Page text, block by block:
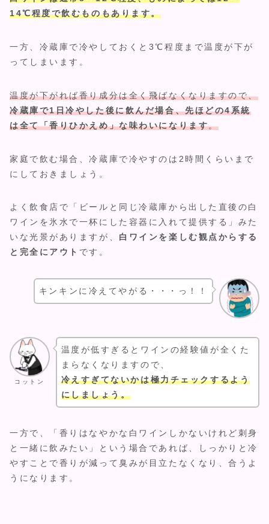
14℃程度で飲むものもあります。
一方、冷蔵庫で冷やしておくと3℃程度まで温度が下が
ってしまいます。
温度が下がれば香り成分は全く飛ばなくなりますので、
冷蔵庫で1日冷やした後に飲んだ場合、先ほどの4系統
は全て「香りひかえめ」な味わいになります。
家庭で飲む場合、冷蔵庫で冷やすのは2時間くらいまで
にしておきましょう。
よく飲食店で「ビールと同じ冷蔵庫から出した直後の白
ワインを氷水で一杯にした容器に入れて提供する」みた
いな光景がありますが、 白ワインを楽しむ観点からする
と完全にアウト です。
キンキンに冷えてやがる・・・っ！！
コットン
温度が低すぎるとワインの経験値が全くた
まらなくなりますので、
冷えすぎてないかは極力チェックするよう
にしましょう。
一方で、「香りはなやかな白ワインしかないけれど刺身
と一緒に飲みたい」という場合であれば、しっかりと冷
やすことで香りが減って臭みが目立たなくなり、合うよ
うになります。